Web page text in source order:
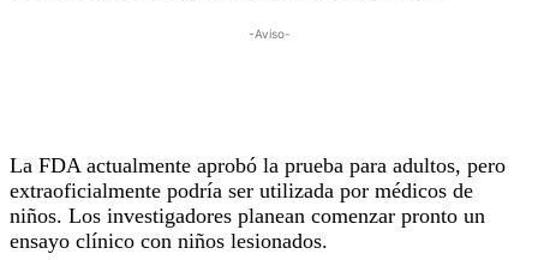
-Aviso-
La FDA actualmente aprobó la prueba para adultos, pero
extraoficialmente podría ser utilizada por médicos de
niños. Los investigadores planean comenzar pronto un
ensayo clínico con niños lesionados.